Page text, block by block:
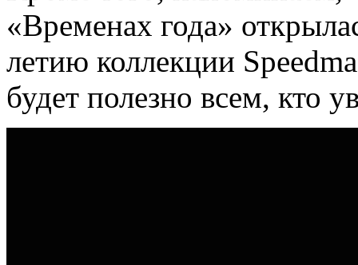
«Временах года»
летию коллекции
будет полезно всем, кто